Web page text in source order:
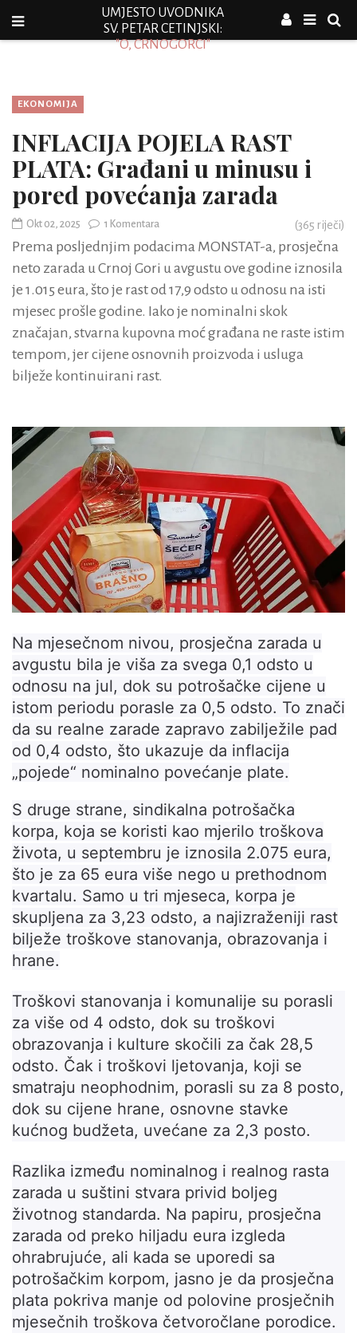
UMJESTO UVODNIKA
SV. PETAR CETINJSKI:
"O, CRNOGORCI"
EKONOMIJA
INFLACIJA POJELA RAST
PLATA: Građani u minusu i
pored povećanja zarada
Okt 02, 2025 1 Komentara (365 riječi)
Prema posljednjim podacima MONSTAT-a, prosječna
neto zarada u Crnoj Gori u avgustu ove godine iznosila
je 1.015 eura, što je rast od 17,9 odsto u odnosu na isti
mjesec prošle godine. Iako je nominalni skok
značajan, stvarna kupovna moć građana ne raste istim
tempom, jer cijene osnovnih proizvoda i usluga
bilježe kontinuirani rast.
Na mjesečnom nivou, prosječna zarada u
avgustu bila je viša za svega 0,1 odsto u
odnosu na jul, dok su potrošačke cijene u
istom periodu porasle za 0,5 odsto. To znači
da su realne zarade zapravo zabilježile pad
od 0,4 odsto, što ukazuje da inflacija
„pojede“ nominalno povećanje plate.
S druge strane, sindikalna potrošačka
korpa, koja se koristi kao mjerilo troškova
života, u septembru je iznosila 2.075 eura,
što je za 65 eura više nego u prethodnom
kvartalu. Samo u tri mjeseca, korpa je
skupljena za 3,23 odsto, a najizraženiji rast
bilježe troškove stanovanja, obrazovanja i
hrane.
Troškovi stanovanja i komunalije su porasli
za više od 4 odsto, dok su troškovi
obrazovanja i kulture skočili za čak 28,5
odsto. Čak i troškovi ljetovanja, koji se
smatraju neophodnim, porasli su za 8 posto,
dok su cijene hrane, osnovne stavke
kućnog budžeta, uvećane za 2,3 posto.
Razlika između nominalnog i realnog rasta
zarada u suštini stvara privid boljeg
životnog standarda. Na papiru, prosječna
zarada od preko hiljadu eura izgleda
ohrabrujuće, ali kada se uporedi sa
potrošačkim korpom, jasno je da prosječna
plata pokriva manje od polovine prosječnih
mjesečnih troškova četvoročlane porodice.